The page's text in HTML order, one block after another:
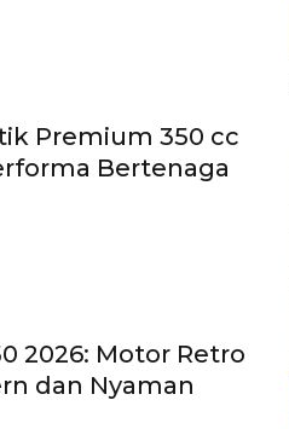
Premium 350 cc
Bertenaga
2026: Motor Retro
dan Nyaman